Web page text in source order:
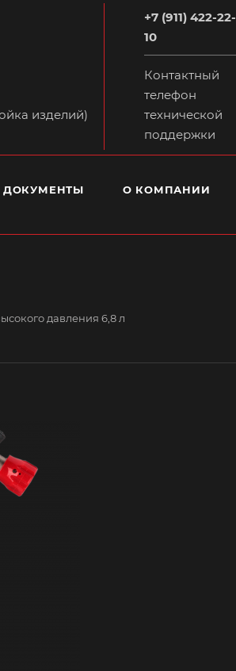
+7 (911) 422-22-
10
изделий)
Контактный
телефон
технической
поддержки
ДОКУМЕНТЫ О КОМПАНИИ
давления 6,8 л